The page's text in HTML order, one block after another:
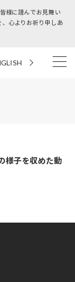
様に謹んでお見舞い
心よりお祈り申しあ
様子を収めた動